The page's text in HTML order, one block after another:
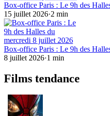
Box-office Paris : Le 9h des
15 juillet 2026·2 min
Box-office Paris : Le 9h des
8 juillet 2026·1 min
Films tendance